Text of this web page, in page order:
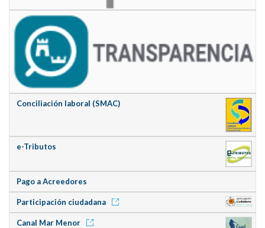
Conciliación laboral (SMAC)
e-Tributos
Pago a Acreedores
Participación ciudadana
Canal Mar Menor